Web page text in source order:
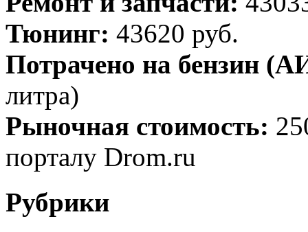
Тюнинг: 43620 руб.
Потрачено на бензин
литра)
Рыночная стоимость:
порталу Drom.ru
Рубрики